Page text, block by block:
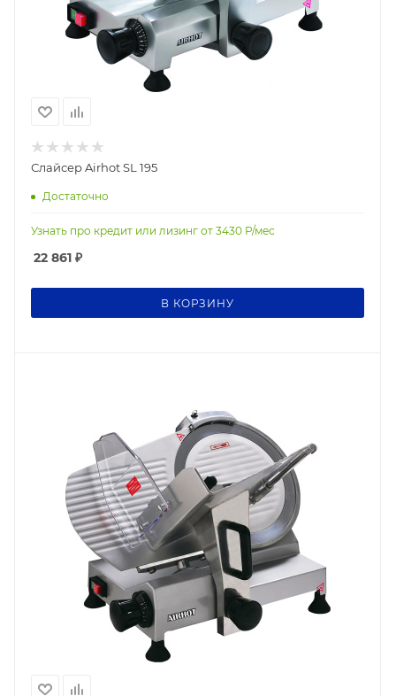
Слайсер Airhot SL 195
Достаточно
Узнать про кредит или лизинг от 3430 Р/мес
22 861 ₽
В КОРЗИНУ